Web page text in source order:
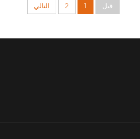
قبل 1
2 التالي